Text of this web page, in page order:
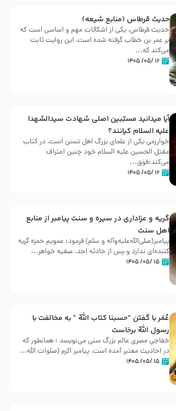
حدیث قرطاس (منابع شیعه)
حدیث قرطاس، یکی از اشکالات مهم و اساسی است که
بر عمر بن خطاب گرفته شده است، این روایت ثابت
می‌کند که...
۱۶ /۰۵/ ۱۴۰۵
آیا میدانید مسبّبین اصلی شهادت سیدالشهدا
علیه ‌السلام کیانند؟
خوارزمی یکی از علمای بزرگ اهل تسنن است، در کتاب
مقتل الحسین علیه ‌السلام خود چنین اعتراف
می‌کند:فوَق...
۱۶ /۰۵/ ۱۴۰۵
گریه و عزاداری در سیره و سنت پیامبر از منابع
اهل سنت
پیامبر(صلی‌الله‌علیه‌وآله و سلم) فرمود: عمویم حمزه گریه
کننده‌ای ندارد و پس از حادثه احد، صفیه خواهر...
۱۵ /۰۵/ ۱۴۰۵
عُمَر با گفتن “حسبنا كتاب اللّه ” به مخالفت با
رسول اللّه برخاست
خفاجی مصری عالم بزرگ سنی می‌نویسد : همانطور که
در احادیث معتبر آمده است، پیامبر اکرم (صلوات اللّه...
۱۵ /۰۵/ ۱۴۰۵